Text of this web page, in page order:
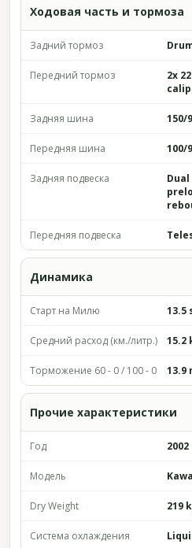
Ходовая часть и тормоза
Задний тормоз
Передний тормоз
2x
Задняя шина 150/
Передняя шина 100/
Задняя подвеска
Передняя подвеска
Динамика
Старт на Милю 13.5
Средний расход (км./литр.) 15.2
Торможение 60 - 0 / 100 - 0 13.9
Прочие характеристики
Год 2002
Модель
Dry Weight 219
Система охлаждения